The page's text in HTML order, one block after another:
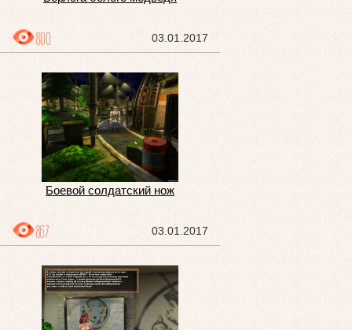
03.01.2017
800
Боевой солдатский нож
03.01.2017
867